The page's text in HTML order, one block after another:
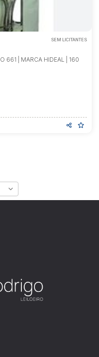
SEM LICITANTES
661 | MARCA HIDEAL | 160